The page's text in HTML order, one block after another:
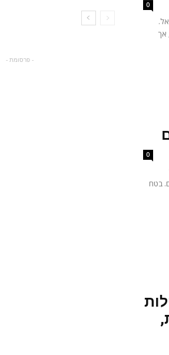
0
אך
0
בטח
- פרסומת -